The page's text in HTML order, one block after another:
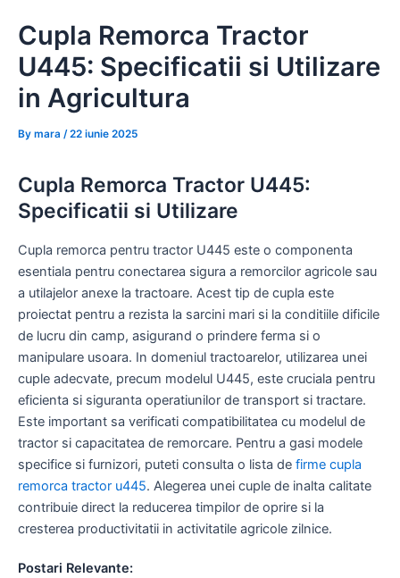
content
Cupla Remorca Tractor
U445: Specificatii si Utilizare
in Agricultura
By mara /22 iunie 2025
Cupla Remorca Tractor U445:
Specificatii si Utilizare
Cupla remorca pentru tractor U445 este o componenta
esentiala pentru conectarea sigura a remorcilor agricole sau
a utilajelor anexe la tractoare. Acest tip de cupla este
proiectat pentru a rezista la sarcini mari si la conditiile dificile
de lucru din camp, asigurand o prindere ferma si o
manipulare usoara. In domeniul tractoarelor, utilizarea unei
cuple adecvate, precum modelul U445, este cruciala pentru
eficienta si siguranta operatiunilor de transport si tractare.
Este important sa verificati compatibilitatea cu modelul de
tractor si capacitatea de remorcare. Pentru a gasi modele
specifice si furnizori, puteti consulta o lista de firme cupla
remorca tractor u445. Alegerea unei cuple de inalta calitate
contribuie direct la reducerea timpilor de oprire si la
cresterea productivitatii in activitatile agricole zilnice.
Postari Relevante: